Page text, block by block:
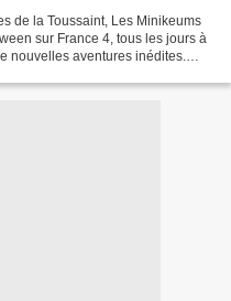
de la Toussaint, Les Minikeums
sur France 4, tous les jours à
nouvelles aventures inédites.